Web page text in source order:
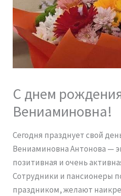
С днем
Вениаминовна!
Сегодня празднует свой
Вениаминовна Антонова —
позитивная и очень
Сотрудники и пансионеры
праздником, желают